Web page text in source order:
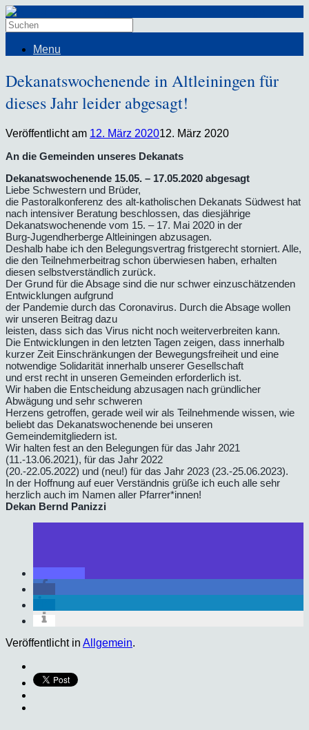
Menu
Dekanatswochenende in Altleiningen für
dieses Jahr leider abgesagt!
Veröffentlicht am 12. März 202012. März 2020
An die Gemeinden unseres Dekanats
Dekanatswochenende 15.05. – 17.05.2020 abgesagt
Liebe Schwestern und Brüder,
die Pastoralkonferenz des alt-katholischen Dekanats Südwest hat
nach intensiver Beratung beschlossen, das diesjährige
Dekanatswochenende vom 15. – 17. Mai 2020 in der
Burg-Jugendherberge Altleiningen abzusagen.
Deshalb habe ich den Belegungsvertrag fristgerecht storniert. Alle,
die den Teilnehmerbeitrag schon überwiesen haben, erhalten
diesen selbstverständlich zurück.
Der Grund für die Absage sind die nur schwer einzuschätzenden
Entwicklungen aufgrund
der Pandemie durch das Coronavirus. Durch die Absage wollen
wir unseren Beitrag dazu
leisten, dass sich das Virus nicht noch weiterverbreiten kann.
Die Entwicklungen in den letzten Tagen zeigen, dass innerhalb
kurzer Zeit Einschränkungen der Bewegungsfreiheit und eine
notwendige Solidarität innerhalb unserer Gesellschaft
und erst recht in unseren Gemeinden erforderlich ist.
Wir haben die Entscheidung abzusagen nach gründlicher
Abwägung und sehr schweren
Herzens getroffen, gerade weil wir als Teilnehmende wissen, wie
beliebt das Dekanatswochenende bei unseren
Gemeindemitgliedern ist.
Wir halten fest an den Belegungen für das Jahr 2021
(11.-13.06.2021), für das Jahr 2022
(20.-22.05.2022) und (neu!) für das Jahr 2023 (23.-25.06.2023).
In der Hoffnung auf euer Verständnis grüße ich euch alle sehr
herzlich auch im Namen aller Pfarrer*innen!
Dekan Bernd Panizzi
Veröffentlicht in Allgemein.